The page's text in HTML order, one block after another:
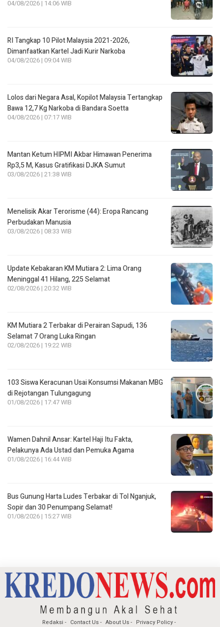
04/08/2026 | 14:06 WIB
RI Tangkap 10 Pilot Malaysia 2021-2026,
Dimanfaatkan Kartel Jadi Kurir Narkoba
04/08/2026 | 09:04 WIB
Lolos dari Negara Asal, Kopilot Malaysia Tertangkap
Bawa 12,7 Kg Narkoba di Bandara Soetta
04/08/2026 | 07:17 WIB
Mantan Ketum HIPMI Akbar Himawan Penerima
Rp3,5 M, Kasus Gratifikasi DJKA Sumut
03/08/2026 | 21:38 WIB
Menelisik Akar Terorisme (44): Eropa Rancang
Perbudakan Manusia
03/08/2026 | 08:33 WIB
Update Kebakaran KM Mutiara 2: Lima Orang
Meninggal 41 Hilang, 225 Selamat
02/08/2026 | 20:32 WIB
KM Mutiara 2 Terbakar di Perairan Sapudi, 136
Selamat 7 Orang Luka Ringan
02/08/2026 | 19:22 WIB
103 Siswa Keracunan Usai Konsumsi Makanan MBG
di Rejotangan Tulungagung
01/08/2026 | 17:47 WIB
Wamen Dahnil Ansar: Kartel Haji Itu Fakta,
Pelakunya Ada Ustad dan Pemuka Agama
01/08/2026 | 16:44 WIB
Bus Gunung Harta Ludes Terbakar di Tol Nganjuk,
Sopir dan 30 Penumpang Selamat!
01/08/2026 | 15:27 WIB
Redaksi Contact Us About Us Privacy Policy